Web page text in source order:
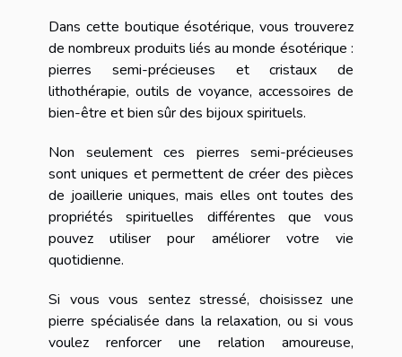
Dans cette boutique ésotérique, vous trouverez
de nombreux produits liés au monde ésotérique :
pierres semi-précieuses et cristaux de
lithothérapie, outils de voyance, accessoires de
bien-être et bien sûr des bijoux spirituels.
Non seulement ces pierres semi-précieuses
sont uniques et permettent de créer des pièces
de joaillerie uniques, mais elles ont toutes des
propriétés spirituelles différentes que vous
pouvez utiliser pour améliorer votre vie
quotidienne.
Si vous vous sentez stressé, choisissez une
pierre spécialisée dans la relaxation, ou si vous
voulez renforcer une relation amoureuse,